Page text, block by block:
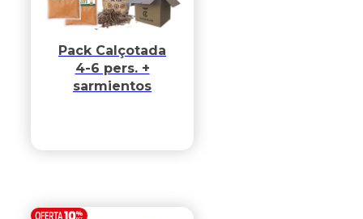
Pack Calçotada
4-6 pers. +
sarmientos